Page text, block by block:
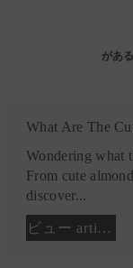
があ
What Are The
Wondering what
From cute
discover...
ビュー article